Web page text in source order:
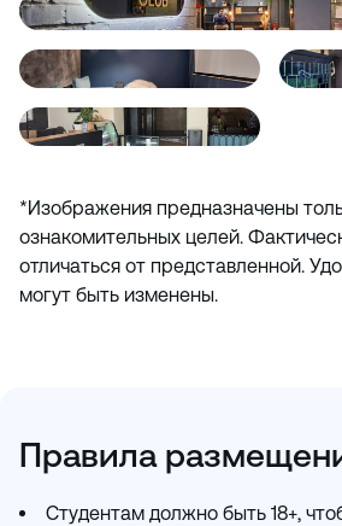
*Изображения предназначены
ознакомительных целей.
отличаться от представленной.
могут быть изменены.
Правила
Студентам должно быть 18+,